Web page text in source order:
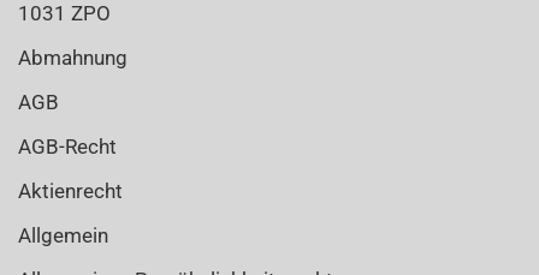
1031 ZPO
Abmahnung
AGB
AGB-Recht
Aktienrecht
Allgemein